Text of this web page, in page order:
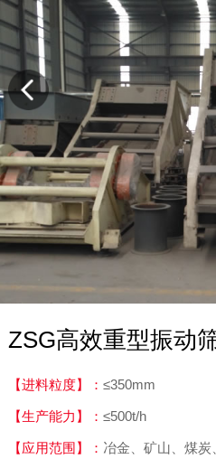
ZSG高效重型振动
【进料粒度】： ≤350mm
【生产能力】： ≤500t/h
【应用范围】： 冶金、矿山、煤